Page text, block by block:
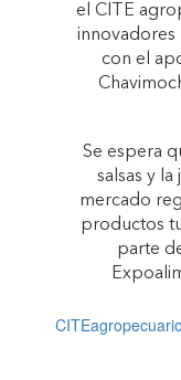
el CITE
con el
Se espera
salsas y la
mercado
productos
parte
CITEagropecuario